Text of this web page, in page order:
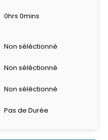
0hrs 0mins
Non séléctionné
Non séléctionné
Non séléctionné
Pas de Durée